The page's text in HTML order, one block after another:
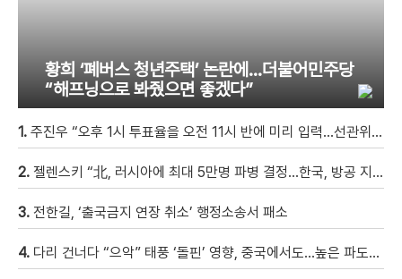
황희 ‘폐버스 청년주택’ 논란에…더불어민주당
“해프닝으로 봐줬으면 좋겠다”
1. 주진우 “오후 1시 투표율을 오전 11시 반에 미리 입력…선관위 ‘타임머신 조작‘” [현장영상]
2. 젤렌스키 “北, 러시아에 최대 5만명 파병 결정…한국, 방공 지원해달라”
3. 전한길, ‘출국금지 연장 취소’ 행정소송서 패소
4. 다리 건너다 “으악” 태풍 ‘돌핀’ 영향, 중국에서도…높은 파도에 휩쓸려 9세 아이 실종 [현장영상]